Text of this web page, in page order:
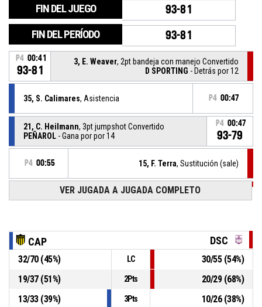
FIN DEL JUEGO 93-81
FIN DEL PERÍODO 93-81
P4 00:41
93-81
3, E. Weaver, 2pt bandeja con manejo Convertido
D SPORTING - Detrás por 12
35, S. Calimares, Asistencia P4 00:47
21, C. Heilmann, 3pt jumpshot Convertido
PEÑAROL - Gana por por 14
P4 00:47
93-79
P4 00:55 15, F. Terra, Sustitución (sale)
45, M. Bianchi, Sustitución (ingresa)
90-79
D SPORTING- Detrás por 11
P4 01:05
90-78
, Lanzamiento libre 1 de 2 Convertido
- Detrás por 12
30, N. Cole P4 01:05
VER JUGADA A JUGADA COMPLETO
CAP DSC
32/70(45%) LC 30/55(54%)
19/37(51%) 2Pts 20/29(68%)
13/33(39%) 3Pts 10/26(38%)